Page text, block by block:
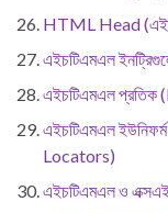
HTML Head
এইচটিএমএল
এইচটিএমএল
এইচটিএমএল
Locators)
এইচটিএমএল ও